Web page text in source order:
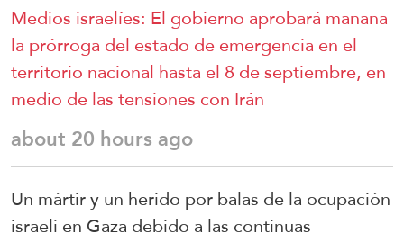
Medios israelíes: El gobierno aprobará mañana
la prórroga del estado de emergencia en el
territorio nacional hasta el 8 de septiembre, en
medio de las tensiones con Irán
about 20 hours ago
Un mártir y un herido por balas de la ocupación
israelí en Gaza debido a las continuas